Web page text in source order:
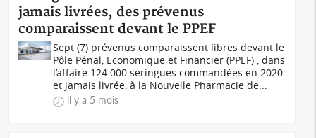
jamais livrées, des prévenus
comparaissent devant le PPEF
Sept (7) prévenus comparaissent libres devant le
Pôle Pénal, Economique et Financier (PPEF) , dans
l’affaire 124.000 seringues commandées en 2020
et jamais livrée, à la Nouvelle Pharmacie de...
il y a 5 mois